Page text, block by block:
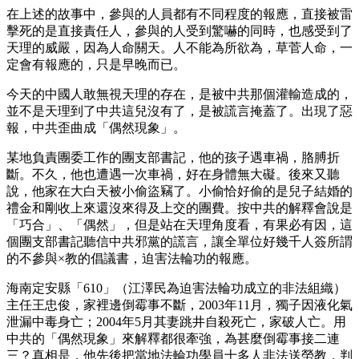
在上述的故事中，參與的人員都有不同程度的報應，直接被雷
擊死的是直接責任人，參與的人受到驚嚇的同時，也感受到了
天理的威嚴，因為人命關天。人不能為所欲為，草菅人命，一
定會有報應的，只是早晚而已。
今天的中國人敢無視天理的存在，是被中共那個灌輸造成的，
並不是天理到了中共這兒沒有了，是被謊言掩蓋了。出現了惡
報，中共歪曲成「偶然現象」。
某地負責團委工作的團支部書記，他的孩子遇車禍，胳膊折
斷。不久，他也遭遇一次車禍，好在身體無大礙。後來又聽
說，他家在大白天被小偷盜竊了。小偷恰好偷的是兒子結婚的
禮金和剛收上來還沒來得及上交的團費。按中共的解釋會說是
「巧合」、「偶然」，但是站在天理角度看，有果必有因，這
個團支部書記聽信中共邪黨的謊言，讓全單位好幾千人簽所謂
的不參與×教的倡議書，迫害法輪功的報應。
海南定安縣「610」（江澤民為迫害法輪功成立的非法組織）
主任王忠俊，家裡邊倒霉事不斷，2003年11月，獨子因液化氣
泄漏中毒身亡；2004年5月其妻跳井自殺死亡，家破人亡。用
中共的「偶然現象」來解釋都很牽強，為甚麼倒霉事接二連
三？真相是，他先後把當地法輪功學員十多人非法送勞教，判